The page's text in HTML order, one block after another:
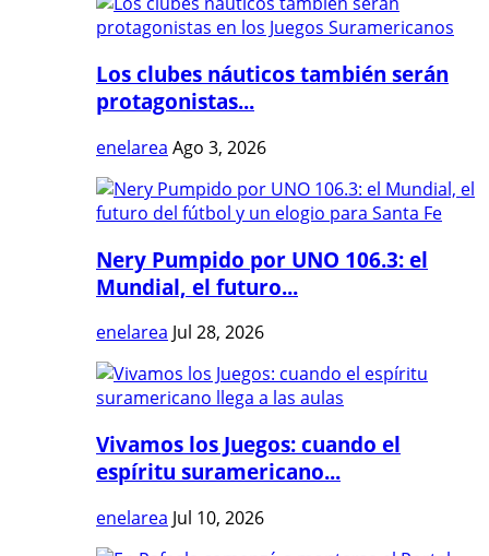
Los clubes náuticos también serán
protagonistas...
enelarea Ago 3, 2026
Nery Pumpido por UNO 106.3: el
Mundial, el futuro...
enelarea Jul 28, 2026
Vivamos los Juegos: cuando el
espíritu suramericano...
enelarea Jul 10, 2026